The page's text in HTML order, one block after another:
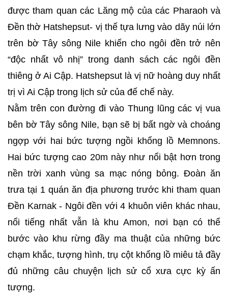
được tham quan các Lăng mộ của các Pharaoh và
Đền thờ Hatshepsut- vị thế tựa lưng vào dãy núi lớn
trên bờ Tây sông Nile khiến cho ngôi đền trở nên
“độc nhất vô nhị” trong danh sách các ngôi đền
thiêng ở Ai Cập. Hatshepsut là vị nữ hoàng duy nhất
trị vì Ai Cập trong lịch sử của đế chế này.
Nằm trên con đường đi vào Thung lũng các vị vua
bên bờ Tây sông Nile, bạn sẽ bị bất ngờ và choáng
ngợp với hai bức tượng ngồi khổng lồ Memnons.
Hai bức tượng cao 20m này như nổi bật hơn trong
nền trời xanh vùng sa mạc nóng bỏng. Đoàn ăn
trưa tại 1 quán ăn địa phương trước khi tham quan
Đền Karnak - Ngôi đền với 4 khuôn viên khác nhau,
nổi tiếng nhất vẫn là khu Amon, nơi bạn có thể
bước vào khu rừng đầy ma thuật của những bức
chạm khắc, tượng hình, trụ cột khổng lồ miêu tả đầy
đủ những câu chuyện lịch sử cổ xưa cực kỳ ấn
tượng.